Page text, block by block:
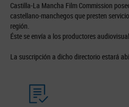
Castilla-La Mancha Film Commission
castellano-manchegos que presten
región.
Éste se envía a los productores
La suscripción a dicho directorio estará